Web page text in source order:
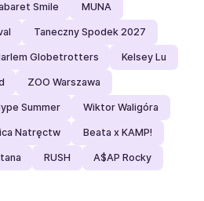
Smile MUNA
Taneczny Spodek 2027
Globetrotters Kelsey Lu
ZOO Warszawa
Summer Wiktor Waligóra
Natręctw Beata x KAMP!
RUSH A$AP Rocky